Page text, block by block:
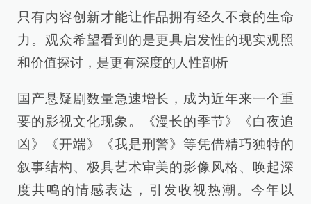
只有内容创新才能让作品拥有经久不衰的生命
力。观众希望看到的是更具启发性的现实观照
和价值探讨，是更有深度的人性剖析
国产悬疑剧数量急速增长，成为近年来一个重
要的影视文化现象。《漫长的季节》《白夜追
凶》《开端》《我是刑警》等凭借精巧独特的
叙事结构、极具艺术审美的影像风格、唤起深
度共鸣的情感表达，引发收视热潮。今年以